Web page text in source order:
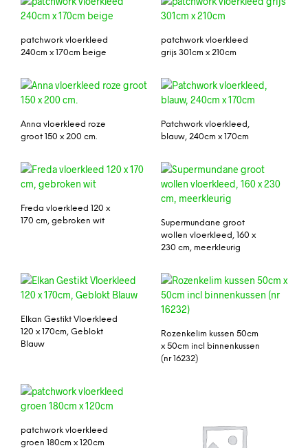
patchwork vloerkleed
240cm x 170cm beige
patchwork vloerkleed
grijs 301cm x 210cm
Anna vloerkleed roze
groot 150 x 200 cm.
Patchwork vloerkleed,
blauw, 240cm x 170cm
Freda vloerkleed 120 x
170 cm, gebroken wit
Supermundane groot
wollen vloerkleed, 160 x
230 cm, meerkleurig
Elkan Gestikt Vloerkleed
120 x 170cm, Geblokt
Blauw
Rozenkelim kussen 50cm
x 50cm incl binnenkussen
(nr 16232)
patchwork vloerkleed
groen 180cm x 120cm